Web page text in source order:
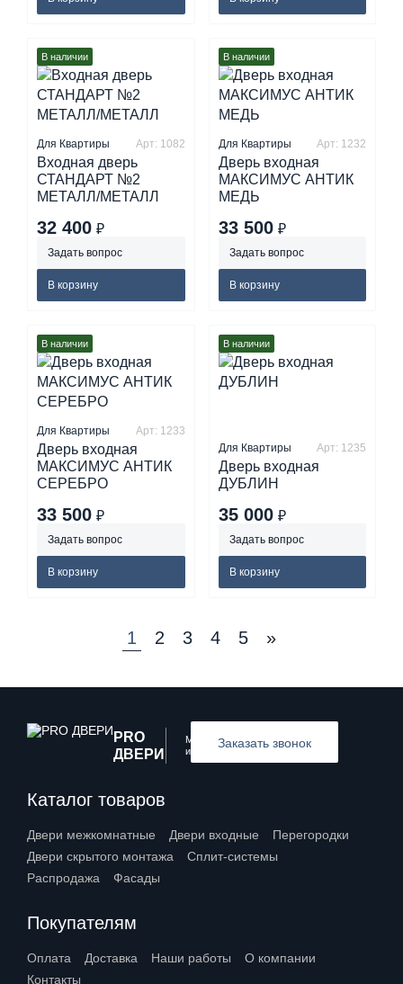
В наличии
Для Квартиры Арт: 1082
Входная дверь
СТАНДАРТ №2
МЕТАЛЛ/МЕТАЛЛ
32 400 ₽
Задать вопрос
В корзину
В наличии
Для Квартиры Арт: 1232
Дверь входная
МАКСИМУС АНТИК
МЕДЬ
33 500 ₽
Задать вопрос
В корзину
В наличии
Для Квартиры Арт: 1233
Дверь входная
МАКСИМУС АНТИК
СЕРЕБРО
33 500 ₽
Задать вопрос
В корзину
В наличии
Для Квартиры Арт: 1235
Дверь входная
ДУБЛИН
35 000 ₽
Задать вопрос
В корзину
1 2 3 4 5 »
PRO
ДВЕРИ
Межкомнатные
и входные двери
Каталог товаров
Двери межкомнатные Двери входные
Перегородки
Двери скрытого монтажа
Сплит-системы
Распродажа
Фасады
Покупателям
Оплата Доставка Наши работы
О компании
Контакты
Заказать звонок